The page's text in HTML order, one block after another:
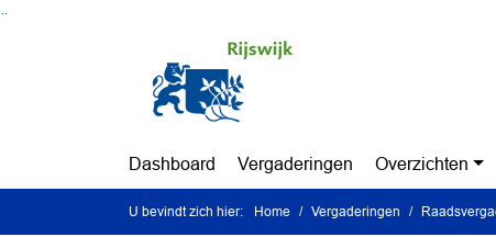
Dashboard Vergaderingen Overzichten
U bevindt zich hier: Home Vergaderingen